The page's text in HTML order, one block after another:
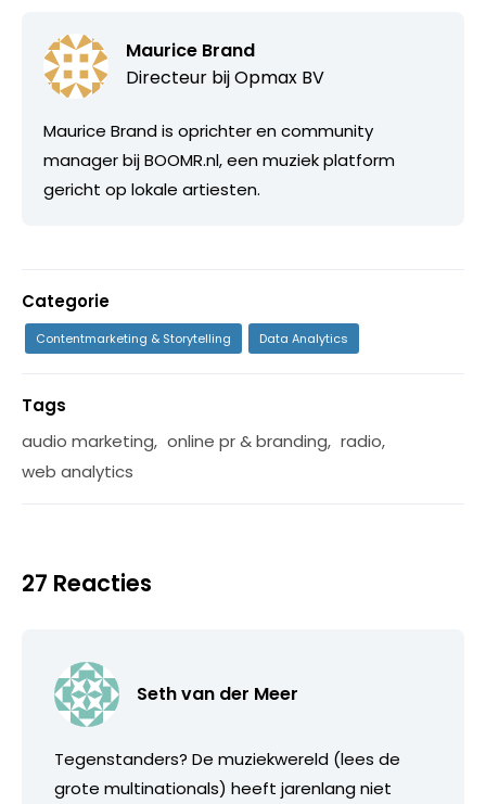
Maurice Brand
Directeur bijOpmax BV
Maurice Brand is oprichter en community
manager bij BOOMR.nl, een muziek platform
gericht op lokale artiesten.
Categorie
Contentmarketing & Storytelling Data Analytics
Tags
audio marketing, online pr & branding, radio,
web analytics
27 Reacties
Seth van der Meer
Tegenstanders? De muziekwereld (lees de
grote multinationals) heeft jarenlang niet